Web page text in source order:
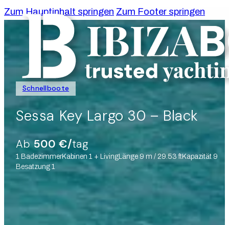
Zum Hauptinhalt springen Zum Footer springen
Schnellboote
Sessa Key Largo 30 – Black
Ab500 €/tag
1 BadezimmerKabinen 1 + LivingLänge 9 m / 29.53 ftKapazität 9
Besatzung 1